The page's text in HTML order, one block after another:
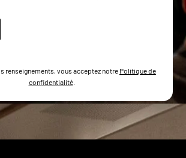
renseignements, vous acceptez notre Politique de
confidentialité.